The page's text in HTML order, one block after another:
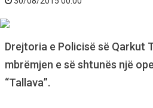
Drejtoria e Policisë së Qarkut
mbrëmjen e së shtunës një
“Tallava”.